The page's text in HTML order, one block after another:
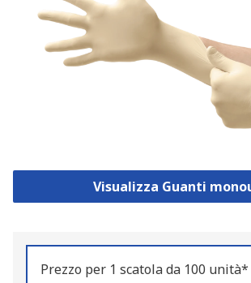
Visualizza Guanti
Prezzo per 1 scatola da 100 unità*